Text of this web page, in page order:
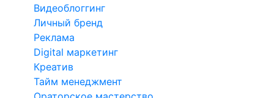
Видеоблоггинг
Личный бренд
Реклама
Digital маркетинг
Креатив
Тайм менеджмент